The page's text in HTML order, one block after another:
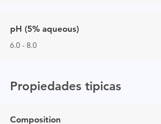
pH (5% aqueous)
6.0 - 8.0
Propiedades tipicas
Composition